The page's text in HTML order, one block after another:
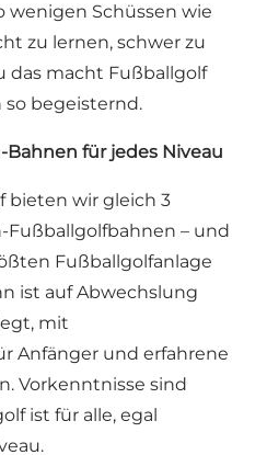
wenigen Schüssen wie
zu lernen, schwer zu
das macht Fußballgolf
begeisternd.
Bahnen für jedes Niveau
bieten wir gleich 3
Fußballgolfbahnen – und
Fußballgolfanlage
ist auf Abwechslung
mit
Anfänger und erfahrene
Vorkenntnisse sind
ist für alle, egal